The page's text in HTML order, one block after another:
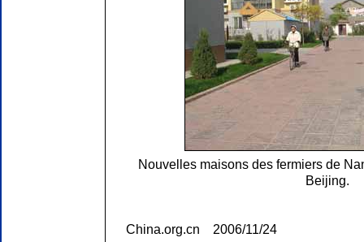
Nouvelles maisons des fermiers de
Beijing.
China.org.cn 2006/11/24